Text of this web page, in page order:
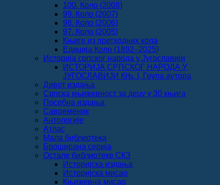
100. Коло (2008)
99. Коло (2007)
98. Коло (2006)
97. Коло (2005)
Књиге из претходних кола
Едиција Коло (1892‒2025)
Историја српског народа у Југославији
ИСТОРИЈА СРПСКОГ НАРОДА У
ЈУГОСЛАВИЈИ КЊ. I, Група аутора
Дивот издања
Српска књижевност за децу у 30 књига
Посебна издања
Савременик
Антологије
Атлас
Мала библиотека
Броширана серија
Остале библиотеке СКЗ
Историјска издања
Историјска мисао
Књижевна мисао